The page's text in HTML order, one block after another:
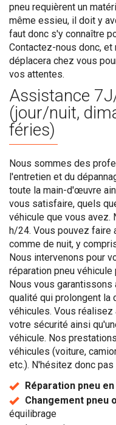
pneu requièrent un
même essieu, il doit y
faut donc s'y connaître
Contactez-nous donc,
déplacera chez vous
vos attentes.
Assistance
(jour/nuit,
féries)
Nous sommes des
l'entretien et du
toute la main-d'œuvre
vous satisfaire, quels
véhicule que vous
h/24. Vous pouvez faire
comme de nuit, y
Nous intervenons pour
réparation pneu
Nous vous
qualité qui prolongent la
véhicules. Vous
votre sécurité ainsi
véhicule. Nos
véhicules (voiture,
etc.). N'hésitez donc
Réparation pneu
Changement pneu
équilibrage